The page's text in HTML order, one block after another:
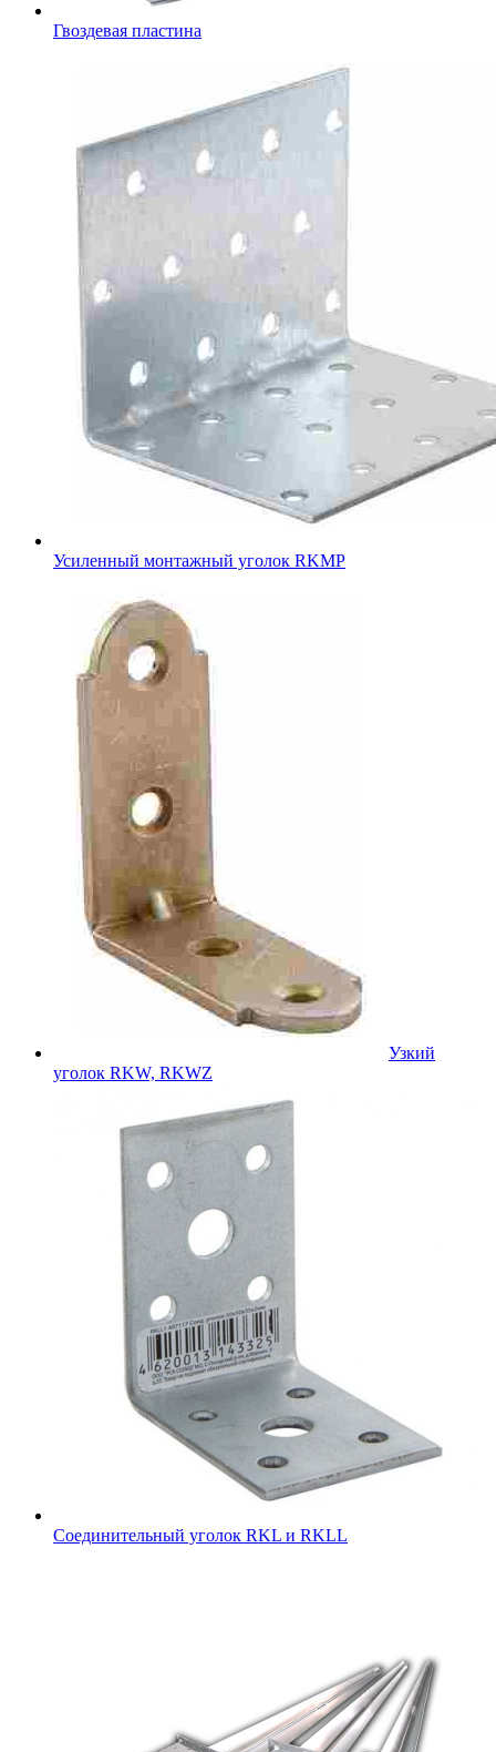
Гвоздевая пластина
Усиленный монтажный уголок RKMР
Узкий
уголок RKW, RKWZ
Соединительный уголок RKL и RKLL